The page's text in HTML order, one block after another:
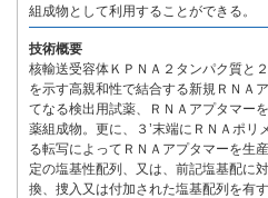
組成物として利用することができる。
技術概要
核輸送受容体ＫＰＮＡ２タンパク質と
を示す高親和性で結合する新規ＲＮＡ
てなる検出用試薬、ＲＮＡアプタマー
薬組成物。更に、３’末端にＲＮＡポリ
る転写によってＲＮＡアプタマーを生
定の塩基性配列、又は、前記塩基配に
換、捜入又は付加された塩基配列を有